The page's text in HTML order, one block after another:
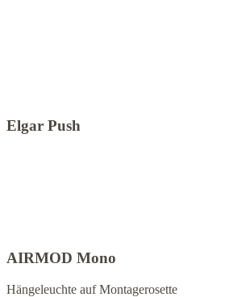
Elgar Push
AIRMOD Mono
Hängeleuchte auf Montagerosette